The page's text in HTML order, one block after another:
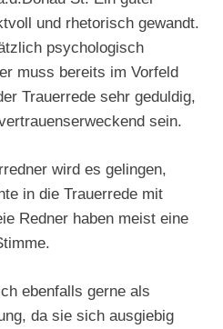
und rhetorisch gewandt.
psychologisch
muss bereits im Vorfeld
Trauerrede sehr geduldig,
sein.
wird es gelingen,
in die Trauerrede mit
Redner haben meist eine
ebenfalls gerne als
da sie sich ausgiebig